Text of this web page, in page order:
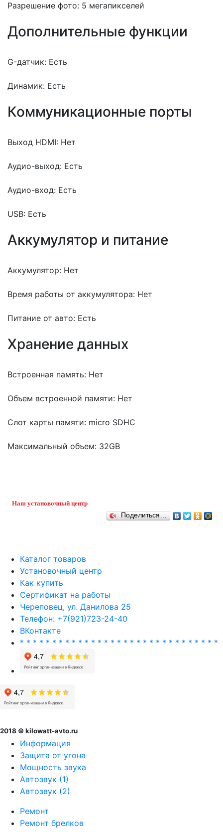
Разрешение фото: 5 мегапикселей
Дополнительные функции
G-датчик: Есть
Динамик: Есть
Коммуникационные порты
Выход HDMI: Нет
Аудио-выход: Есть
Аудио-вход: Есть
USB: Есть
Аккумулятор и питание
Аккумулятор: Нет
Время работы от аккумулятора: Нет
Питание от авто: Есть
Хранение данных
Встроенная память: Нет
Объем встроенной памяти: Нет
Слот карты памяти: micro SDHC
Максимальный объем: 32GB
Наш установочный центр
Поделиться…
Каталог товаров
Установочный центр
Как купить
Сертификат на работы
Череповец, ул. Данилова 25
Телефон: +7(921)723-24-40
ВКонтакте
* * * * * * * * * * * * * * * * * * * * * * * * * * * * * * *
2018 © kilowatt-avto.ru
Информация
Защита от угона
Мощность звука
Автозвук (1)
Автозвук (2)
Ремонт
Ремонт брелков